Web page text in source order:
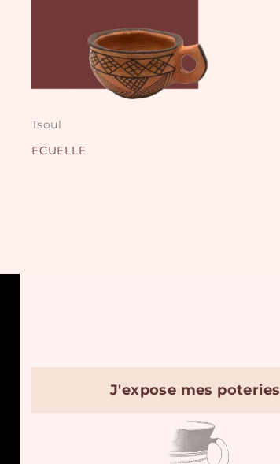
Tsoul
ECUELLE
J'expose mes poteries